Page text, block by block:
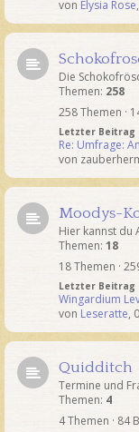
von Elysia Rose,
Die
Themen: 258
258 Themen ·
Letzter Beitrag
Re: Umfrage:
von
Moodys-
Hier kannst du
Themen: 18
18 Themen ·
Letzter Beitrag
Wingardium
von Leseratte,
Quidditch
Termine und
Themen: 4
4 Themen · 84